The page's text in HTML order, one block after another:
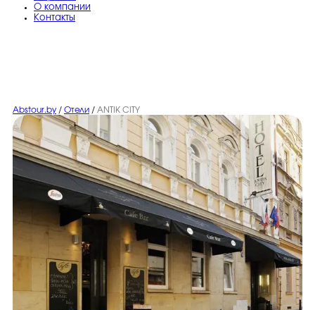
O компании
Контакты
Abstour.by / Отели / ANTIK CITY